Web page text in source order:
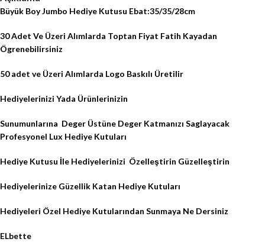
Büyük Boy Jumbo Hediye Kutusu Ebat:35/35/28cm
30 Adet Ve Üzeri Alımlarda Toptan Fiyat Fatih Kayadan
Ögrenebilirsiniz
50 adet ve Üzeri Alımlarda Logo Baskılı Üretilir
Hediyelerinizi Yada Ürünlerinizin
Sunumunlarına Deger Üstüne Deger Katmanızı Saglayacak
Profesyonel Lux Hediye Kutuları
Hediye Kutusu İle Hediyelerinizi Özelleştirin Güzelleştirin
Hediyelerinize Güzellik Katan Hediye Kutuları
Hediyeleri Özel Hediye Kutularından Sunmaya Ne Dersiniz
ELbette